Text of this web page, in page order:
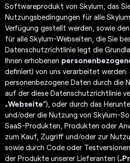
Softwareprodukt von Skylum, das
Nutzungsbedingungen für alle
Verfügung gestellt werden, sowie
für alle Skylum-Webseiten, die Sie
Datenschutzrichtlinie legt die
Ihnen erhobenen
definiert) von uns verarbeitet werden.
personenbezogene Daten durch die
auf der diese Datenschutzrichtlinie
„Webseite“), oder durch das
und/oder die Nutzung von Skylum-
SaaS-Produkten, Produkten oder
zum Kauf, Zugriff und/oder zur
sowie durch Code oder
der Produkte unserer Lieferanten („